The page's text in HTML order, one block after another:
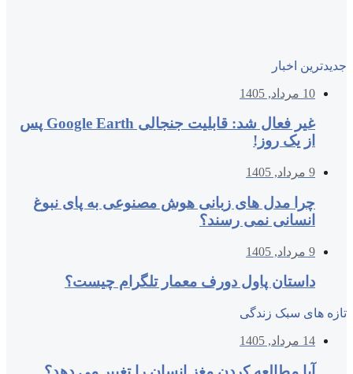
جدیدترین اخبار
10 مرداد, 1405
غیر فعال شد: قابلیت جنجالی Google Earth پس
از یک روز!
9 مرداد, 1405
چرا مدل‌ های زبانی هوش مصنوعی به پای نبوغ
انسانی نمی‌ رسند؟
9 مرداد, 1405
داستان پاول دورف معمار تلگرام چیست؟
تازه های سبک زندگی
14 مرداد, 1405